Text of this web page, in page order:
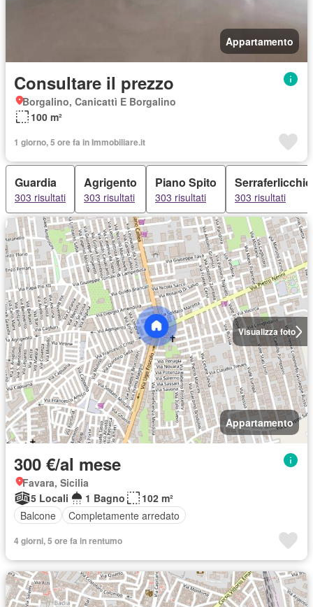
Appartamento
Consultare il prezzo
Borgalino, Canicattì E Borgalino
100 m²
1 giorno, 5 ore fa in Immobiliare.it
Guardia
303 risultati
Agrigento
303 risultati
Piano Spito
303 risultati
Serraferlicchio
303 risultati
Visualizza foto
Appartamento
300 €/al mese
Favara, Sicilia
5 Locali
1 Bagno
102 m²
Balcone
Completamente arredato
4 giorni, 5 ore fa in rentumo